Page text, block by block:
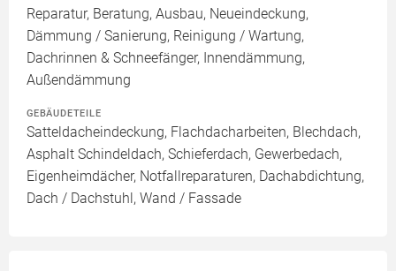
Reparatur, Beratung, Ausbau, Neueindeckung,
Dämmung / Sanierung, Reinigung / Wartung,
Dachrinnen & Schneefänger, Innendämmung,
Außendämmung
GEBÄUDETEILE
Satteldacheindeckung, Flachdacharbeiten, Blechdach,
Asphalt Schindeldach, Schieferdach, Gewerbedach,
Eigenheimdächer, Notfallreparaturen, Dachabdichtung,
Dach / Dachstuhl, Wand / Fassade